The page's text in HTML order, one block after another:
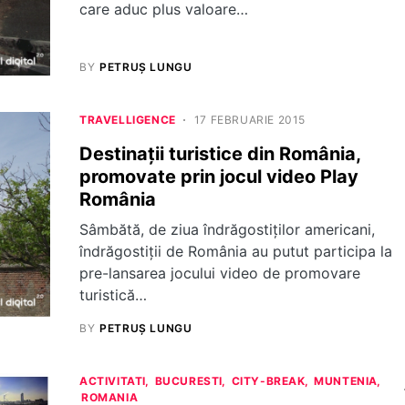
care aduc plus valoare…
BY PETRUȘ LUNGU
TRAVELLIGENCE 17 FEBRUARIE 2015
Destinații turistice din România,
promovate prin jocul video Play
România
Sâmbătă, de ziua îndrăgostiților americani,
îndrăgostiții de România au putut participa la
pre-lansarea jocului video de promovare
turistică…
BY PETRUȘ LUNGU
ACTIVITATI BUCURESTI CITY-BREAK
MUNTENIA
ROMANIA